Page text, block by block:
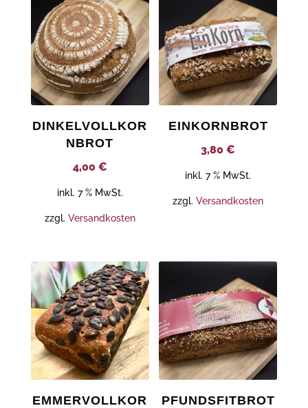
DINKELVOLLKOR
NBROT
4,00 €
inkl. 7 % MwSt.
zzgl. Versandkosten
EINKORNBROT
3,80€
inkl. 7 % MwSt.
zzgl.Versandkosten
EMMERVOLLKOR
PFUNDSFITBROT